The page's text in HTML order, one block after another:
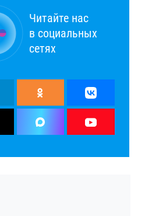
Читайте нас
в социальных
сетях